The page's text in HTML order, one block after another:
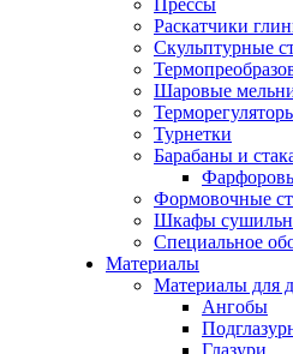
Прессы
Раскатчики
Скульптурные
Шаровые
Турнетки
Барабаны и
Формовочные
Шкафы
Специальное
Материалы
Материалы для
Ангобы
Глазури